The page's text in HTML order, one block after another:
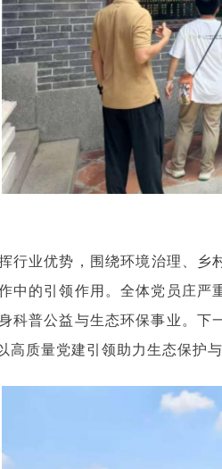
行业优势，围绕环境治理、
中的引领作用。全体党员庄
科普公益与生态环保事业。
质量党建引领助力生态保护